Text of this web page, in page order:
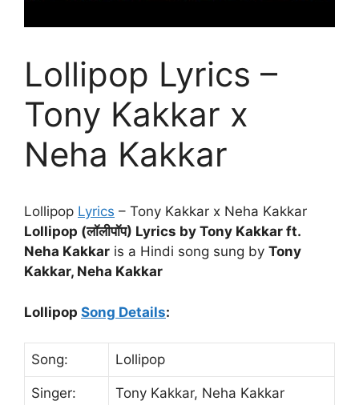
Lollipop Lyrics –
Tony Kakkar x
Neha Kakkar
Lollipop Lyrics – Tony Kakkar x Neha Kakkar
Lollipop (लॉलीपॉप) Lyrics by Tony Kakkar ft.
Neha Kakkar is a Hindi song sung by Tony
Kakkar, Neha Kakkar
Lollipop Song Details:
Song: Lollipop
Singer: Tony Kakkar, Neha Kakkar